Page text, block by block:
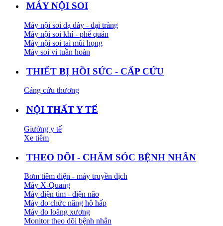
MÁY NỘI SOI
Máy nội soi dạ dày - đại tràng
Máy nội soi khí - phế quản
Máy nội soi tai mũi họng
Máy soi vi tuần hoàn
THIẾT BỊ HỒI SỨC - CẤP CỨU
Cáng cứu thương
NỘI THẤT Y TẾ
Giường y tế
Xe tiêm
THEO DÕI - CHĂM SÓC BỆNH NHÂN
Bơm tiêm điện - máy truyền dịch
Máy X-Quang
Máy điện tim - điện não
Máy đo chức năng hô hấp
Máy đo loãng xương
Monitor theo dõi bệnh nhân